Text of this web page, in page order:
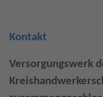
Kontakt
Versorgungswerk